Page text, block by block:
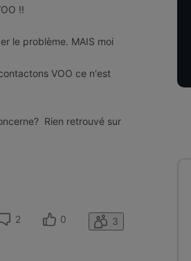
!!
le problème. MAIS moi
VOO ce n'est
Rien retrouvé sur
2 0 3